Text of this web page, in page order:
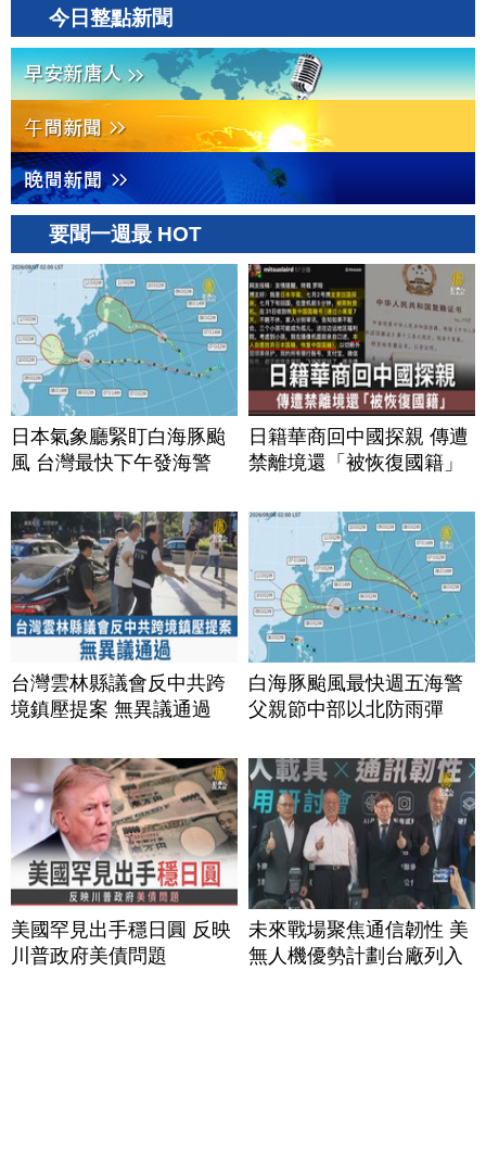
今日整點新聞
要聞一週最 HOT
日本氣象廳緊盯白海豚颱
風 台灣最快下午發海警
日籍華商回中國探親 傳遭
禁離境還「被恢復國籍」
台灣雲林縣議會反中共跨
境鎮壓提案 無異議通過
白海豚颱風最快週五海警
父親節中部以北防雨彈
美國罕見出手穩日圓 反映
川普政府美債問題
未來戰場聚焦通信韌性 美
無人機優勢計劃台廠列入